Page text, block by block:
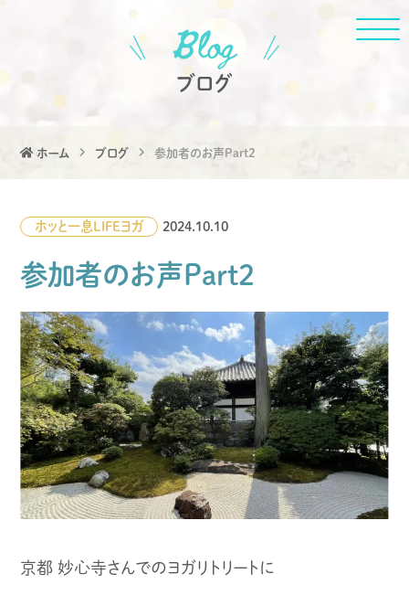
ブログ
ホーム ブログ 参加者のお声Part2
ホッと一息 LIFEヨガ 2024.10.10
参加者のお声Part2
京都 妙心寺さんでのヨガリトリートに